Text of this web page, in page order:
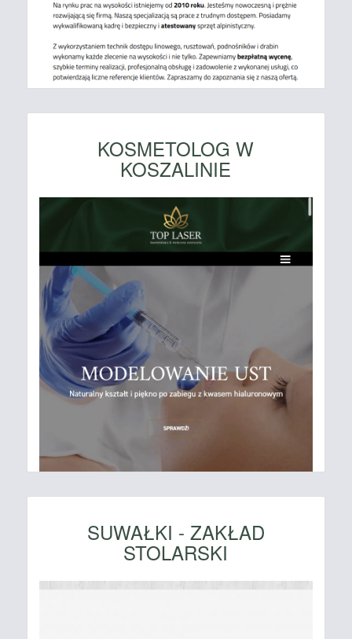
KOSMETOLOG W
KOSZALINIE
SUWAŁKI - ZAKŁAD
STOLARSKI